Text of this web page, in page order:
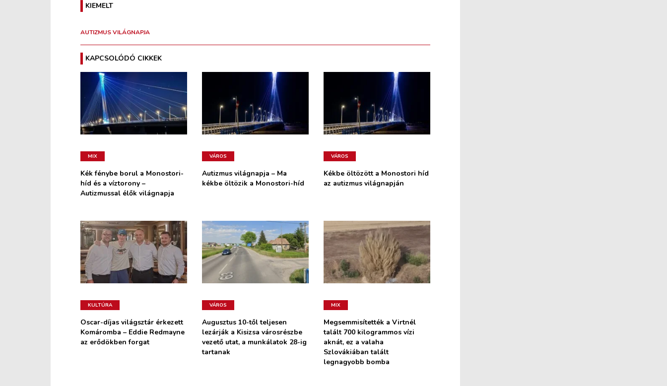
KIEMELT
AUTIZMUS VILÁGNAPJA
KAPCSOLÓDÓ CIKKEK
MIX
Kék fénybe borul a Monostori-
híd és a víztorony –
Autizmussal élők világnapja
VÁROS
Autizmus világnapja – Ma
kékbe öltözik a Monostori-híd
VÁROS
Kékbe öltözött a Monostori híd
az autizmus világnapján
KULTÚRA
Oscar-díjas világsztár érkezett
Komáromba – Eddie Redmayne
az erődökben forgat
VÁROS
Augusztus 10-től teljesen
lezárják a Kisizsa városrészbe
vezető utat, a munkálatok 28-ig
tartanak
MIX
Megsemmisítették a Virtnél
talált 700 kilogrammos vízi
aknát, ez a valaha
Szlovákiában talált
legnagyobb bomba